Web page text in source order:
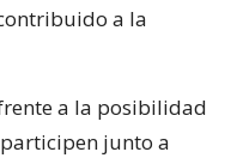
a la
a la posibilidad
junto a